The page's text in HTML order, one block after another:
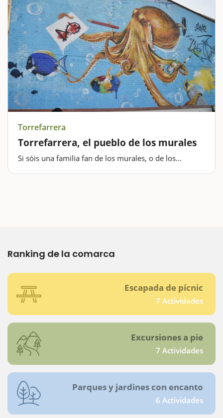
Torrefarrera
Torrefarrera, el pueblo de los murales
Si sóis una familia fan de los murales, o de los
Ranking de la comarca
Escapada de pícnic
7 Actividades
Excursiones a pie
7 Actividades
Parques y jardines con encanto
6 Actividades